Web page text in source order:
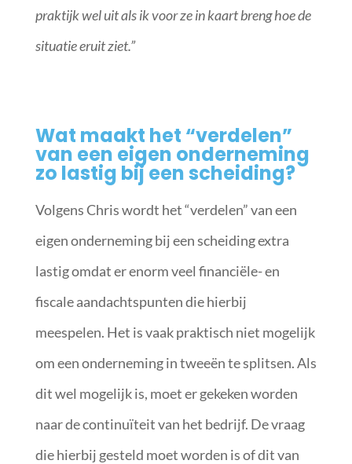
praktijk wel uit als ik voor ze in kaart breng hoe de
situatie eruit ziet.”
Wat maakt het “verdelen”
van een eigen onderneming
zo lastig bij een scheiding?
Volgens Chris wordt het “verdelen” van een
eigen onderneming bij een scheiding extra
lastig omdat er enorm veel financiële- en
fiscale aandachtspunten die hierbij
meespelen. Het is vaak praktisch niet mogelijk
om een onderneming in tweeën te splitsen. Als
dit wel mogelijk is, moet er gekeken worden
naar de continuïteit van het bedrijf. De vraag
die hierbij gesteld moet worden is of dit van